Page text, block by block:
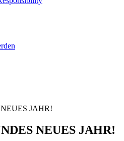
NEUES JAHR!
NEUES JAHR!